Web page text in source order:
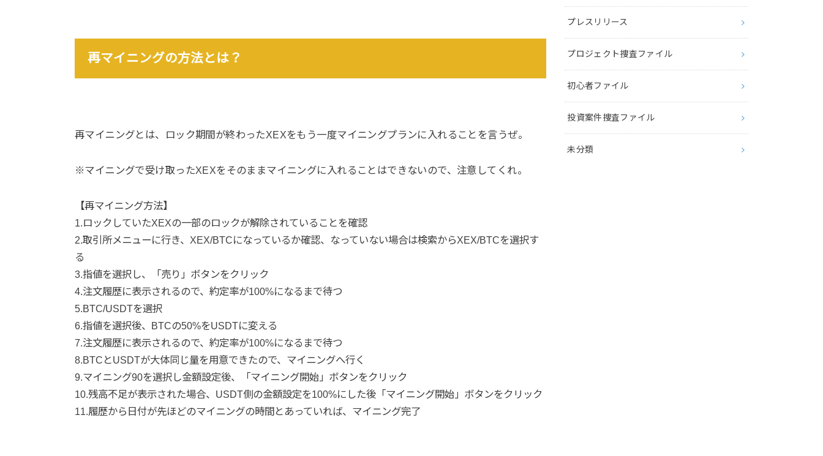
再マイニングの方法とは？
再マイニングとは、ロック期間が終わったXEXをもう一度マイニングプランに入れることを言うぜ。
※マイニングで受け取ったXEXをそのままマイニングに入れることはできないので、注意してくれ。
【再マイニング方法】
1.ロックしていたXEXの一部のロックが解除されていることを確認
2.取引所メニューに行き、XEX/BTCになっているか確認、なっていない場合は検索からXEX/BTCを選択す
る
3.指値を選択し、「売り」ボタンをクリック
4.注文履歴に表示されるので、約定率が100%になるまで待つ
5.BTC/USDTを選択
6.指値を選択後、BTCの50%をUSDTに変える
7.注文履歴に表示されるので、約定率が100%になるまで待つ
8.BTCとUSDTが大体同じ量を用意できたので、マイニングへ行く
9.マイニング90を選択し金額設定後、「マイニング開始」ボタンをクリック
10.残高不足が表示された場合、USDT側の金額設定を100%にした後「マイニング開始」ボタンをクリック
11.履歴から日付が先ほどのマイニングの時間とあっていれば、マイニング完了
プレスリリース
プロジェクト捜査ファイル
初心者ファイル
投資案件捜査ファイル
未分類